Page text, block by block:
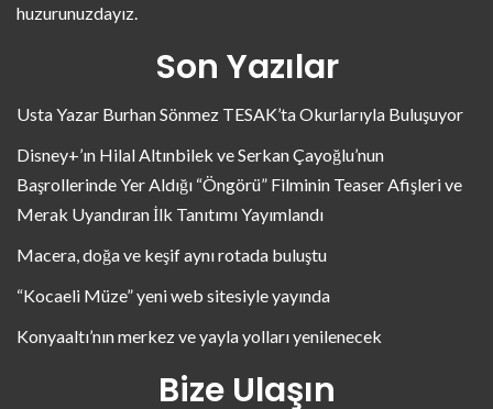
huzurunuzdayız.
Son Yazılar
Usta Yazar Burhan Sönmez TESAK’ta Okurlarıyla Buluşuyor
Disney+’ın Hilal Altınbilek ve Serkan Çayoğlu’nun
Başrollerinde Yer Aldığı “Öngörü” Filminin Teaser Afişleri ve
Merak Uyandıran İlk Tanıtımı Yayımlandı
Macera, doğa ve keşif aynı rotada buluştu
“Kocaeli Müze” yeni web sitesiyle yayında
Konyaaltı’nın merkez ve yayla yolları yenilenecek
Bize Ulaşın